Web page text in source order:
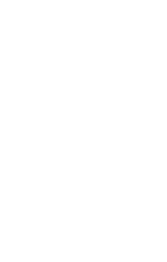
dzięki
producentów
najróżniejszych
apartamentów, hoteli
jachtów, łodzi i
materiał do paneli ściennych i
na dostarczaniu najwyższej
fizeliną. Dążymy do
aby spełniać
klientów.
doświadczeniem, oferującym produkty